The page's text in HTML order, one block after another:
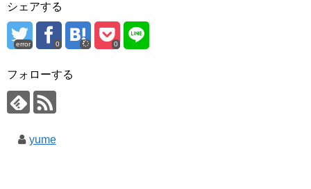
シェアする
error 0 0
フォローする
yume